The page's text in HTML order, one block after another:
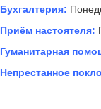
Бухгалтерия:
Приём настоятеля:
Гуманитарная
Непрестанное